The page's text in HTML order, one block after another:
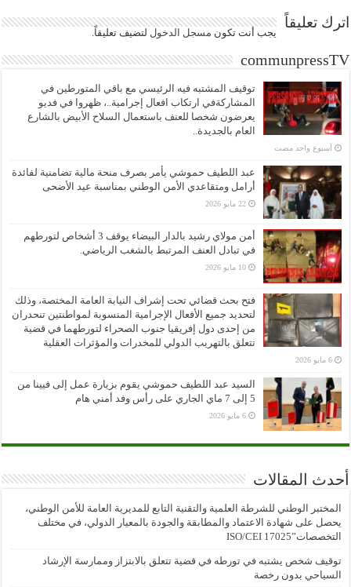
اترك تعليقاً
يجب أنت تكون مسجل الدخول لتضيف تعليقاً.
communpressTV
توقيف المشتبه فيه الرئيسي مع باقي المتورطين في
المشاركةفي ارتكاب افعال إجرامية..، ظهروا في فديو
يعرضون شخصا للعنف باستعمال السلاح الأبيض بالشارع
العام بالجديدة..
‏أسبوع واحد مضت
عبد اللطيف حموشي يأمر بصرف منحة مالية تضامنية لفائدة
أرامل ومتقاعدي الأمن الوطني بمناسبة عيد الأضحى
22 مايو 2026
أمن مولاي رشيد بالدار البيضاء يوقف 3 أشخاص لتورطهم
في تبادل العنف المرتبط بالشغب الرياضي.
10 مايو 2026
فتح بحث قضائي تحت إشراف النيابة العامة المختصة، وذلك
لتحديد جميع الأفعال الإجرامية المنسوبة لمواطنتين تنحدران
من إحدى دول إفريقيا جنوب الصحراء لتورطهما في قضية
تتعلق بالتهريب الدولي للمخدرات والمؤثرات العقلية
6 مايو 2026
السيد عبد اللطيف حموشي يقوم بزيارة عمل إلى فيينا من
5 إلى 7 ماي الجاري على رأس وفد أمني هام
6 مايو 2026
أحدث المقالات
المختبر الوطني للشرطة العلمية والتقنية التابع للمديرية العامة للأمن الوطني،
يحصل على شهادة الاعتماد والمطابقة والجودة بالمعيار الدولي، في مختلف
التخصصات”ISO/CEI 17025
توقيف شخص يشتبه في تورطه في قضية تتعلق بالابتزاز وممارسة الإرشاد
السياحي بدون رخصة